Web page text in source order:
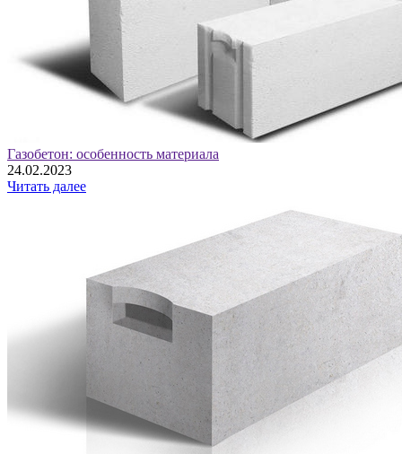
Газобетон: особенность материала
24.02.2023
Читать далее